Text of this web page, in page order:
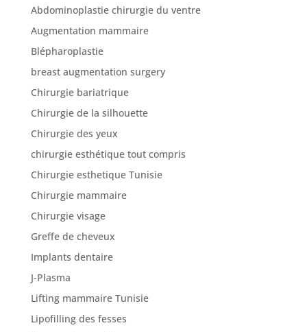
Abdominoplastie chirurgie du ventre
Augmentation mammaire
Blépharoplastie
breast augmentation surgery
Chirurgie bariatrique
Chirurgie de la silhouette
Chirurgie des yeux
chirurgie esthétique tout compris
Chirurgie esthetique Tunisie
Chirurgie mammaire
Chirurgie visage
Greffe de cheveux
Implants dentaire
J-Plasma
Lifting mammaire Tunisie
Lipofilling des fesses